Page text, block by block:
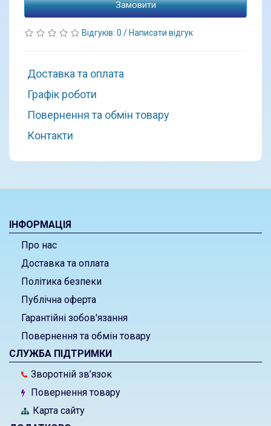
Замовити
Відгуків: 0 / Написати відгук
Доставка та оплата
Графік роботи
Повернення та обмін товару
Контакти
ІНФОРМАЦІЯ
Про нас
Доставка та оплата
Політика безпеки
Публічна оферта
Гарантійні зобов'язання
Повернення та обмін товару
СЛУЖБА ПІДТРИМКИ
Зворотній зв’язок
Повернення товару
Карта сайту